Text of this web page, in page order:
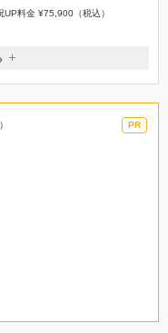
UP料金 ¥75,900（税込）
ンズホテル千葉4F
分 千葉中央公園が目印で
PR